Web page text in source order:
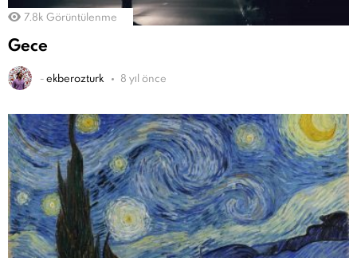
7.8k Görüntülenme
Gece
-ekberozturk 8 yıl önce